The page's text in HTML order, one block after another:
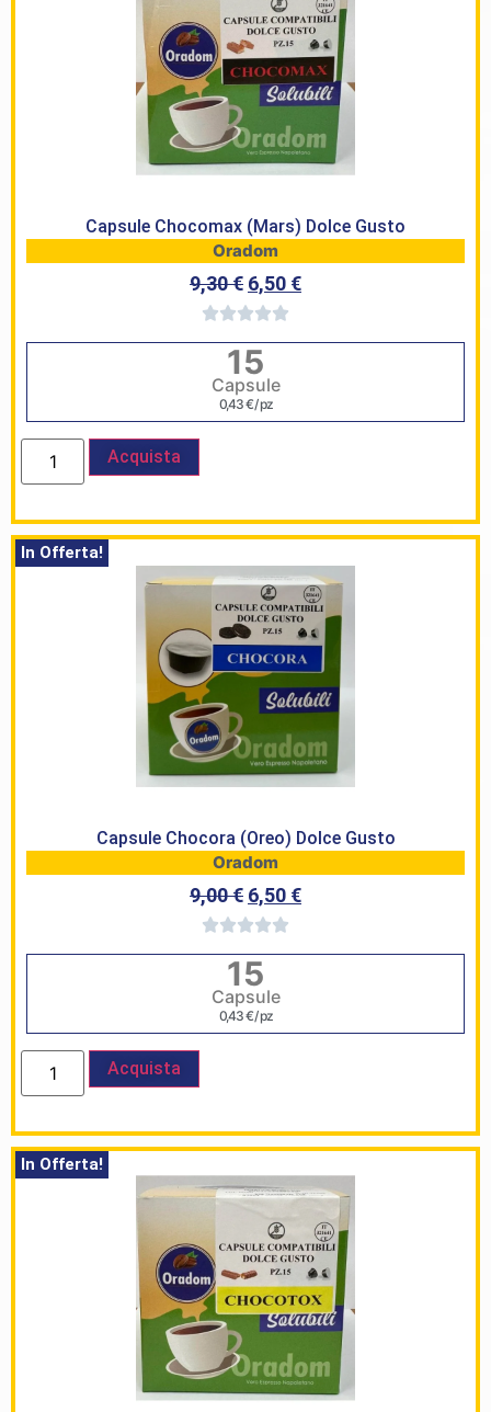
HomePage
Capsule Chocomax (Mars) Dolce Gusto
Oradom
9,30€ 6,50 €
15
Capsule
0,43€/ pz
Acquista
In Offerta!
Capsule Chocora (Oreo) Dolce Gusto
Oradom
9,00€ 6,50 €
15
Capsule
0,43€/ pz
Acquista
In Offerta!